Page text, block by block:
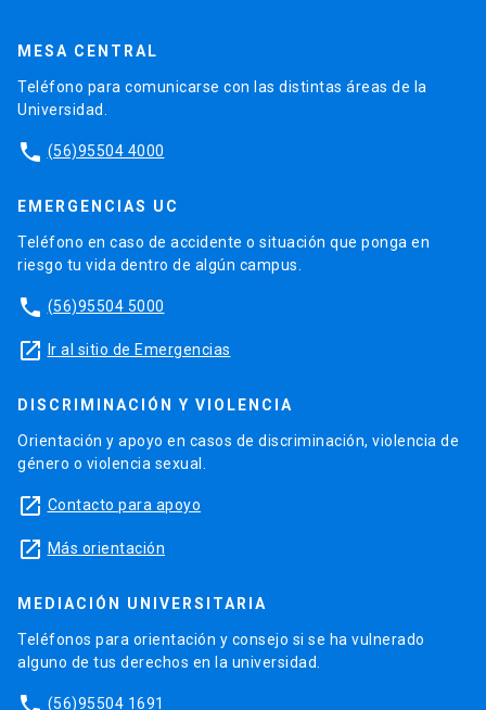
MESA CENTRAL
Teléfono para comunicarse con las distintas áreas de la
Universidad.
phone (56)95504 4000
EMERGENCIAS UC
Teléfono en caso de accidente o situación que ponga en
riesgo tu vida dentro de algún campus.
phone (56)95504 5000
launch Ir al sitio de Emergencias
DISCRIMINACIÓN Y VIOLENCIA
Orientación y apoyo en casos de discriminación, violencia de
género o violencia sexual.
launch Contacto para apoyo
launch Más orientación
MEDIACIÓN UNIVERSITARIA
Teléfonos para orientación y consejo si se ha vulnerado
alguno de tus derechos en la universidad.
(56)95504 1691